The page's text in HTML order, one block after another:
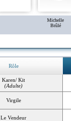
Michelle
Brûlé
Rôle
Karen/ Kit
(Adulte)
Virgile
Le Vendeur